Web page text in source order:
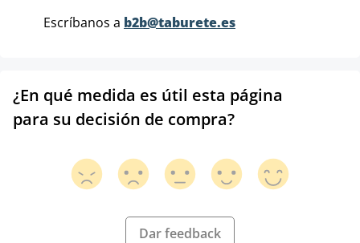
Escríbanos a b2b@taburete.es
¿En qué medida es útil esta página
para su decisión de compra?
Dar feedback